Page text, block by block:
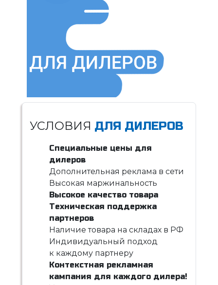
УСЛОВИЯ ДЛЯ ДИЛЕРОВ
Специальные цены для
дилеров
Дополнительная реклама в сети
Высокая маржинальность
Высокое качество товара
Техническая поддержка
партнеров
Наличие товара на складах в РФ
Индивидуальный подход
к каждому партнеру
Контекстная рекламная
кампания для каждого дилера!